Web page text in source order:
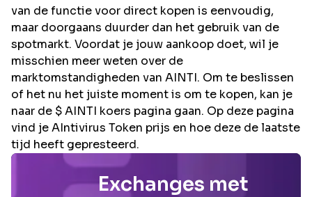
van de functie voor direct kopen is eenvoudig,
maar doorgaans duurder dan het gebruik van de
spotmarkt. Voordat je jouw aankoop doet, wil je
misschien meer weten over de
marktomstandigheden van AINTI. Om te beslissen
of het nu het juiste moment is om te kopen, kan je
naar de $ AINTI koers pagina gaan. Op deze pagina
vind je AIntivirus Token prijs en hoe deze de laatste
tijd heeft gepresteerd.
Exchanges met